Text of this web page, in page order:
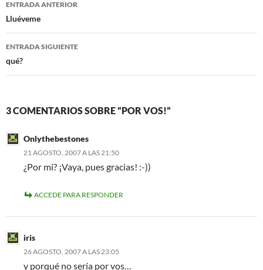
o
r
de
entradas
ENTRADA ANTERIOR
Lluéveme
ENTRADA SIGUIENTE
qué?
3 COMENTARIOS SOBRE “POR VOS!”
Onlythebestones
21 AGOSTO, 2007 A LAS 21:50
¿Por mi? ¡Vaya, pues gracias! :-))
ACCEDE PARA RESPONDER
iris
26 AGOSTO, 2007 A LAS 23:05
y porqué no sería por vos…